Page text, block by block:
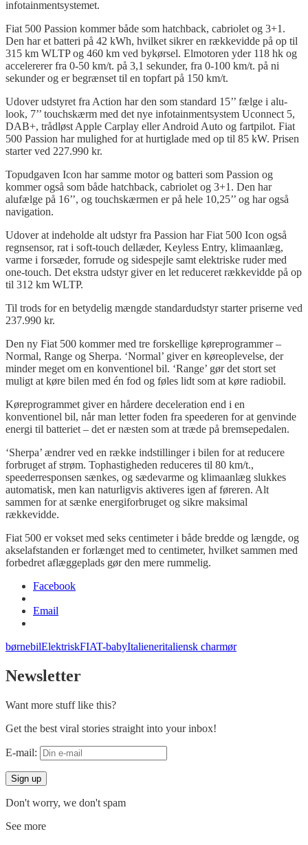
infotainmentsystemet.
Fiat 500 Passion kommer både som hatchback, cabriolet og 3+1.
Den har et batteri på 42 kWh, hvilket sikreren rækkevidde på op til
315 km WLTPog 460 km ved bykørsel. Elmotoren yder118 hk og
accelererer fra 0-50 km/t. på 3,1 sekunder, fra 0-100 km/t. på ni
sekunder og erbegrænset til en topfart på 150 km/t.
Udover udstyret fra Action har den som standard 15’’ fælge i alu-
look, 7’’ touchskærm med det nye infotainmentsystem Uconnect 5,
DAB+, trådløst Apple Carplay ellerAndroid Auto og fartpilot. Fiat
500 Passion harmulighed forat hurtiglade med op til 85 kW. Prisen
starterved 227.990 kr.
Topudgaven Icon harsamme motorog batteri som Passion og
kommer også som både hatchback, cabriolet og 3+1. Den har
alufælge på 16’’, og touchskærmen erpå hele 10,25’’ og harogså
navigation.
Udover at indeholde alt udstyr fra Passion har Fiat 500 Icon også
regnsensor, rat i soft-touch dellæder, Keyless Entry, klimaanlæg,
varme i forsæder, forrude og sidespejle samt elektriske rudermed
one-touch. Det ekstra udstyr giveren let reduceret rækkevidde på op
til 312 km WLTP.
Til trods for en betydelig mængde standardudstyrstarterpriserne ved
237.990 kr.
Den ny Fiat 500 kommer med tre forskellige køreprogrammer–
Normal, Range og Sherpa. ‘Normal’ giveren køreoplevelse, der
minder meget om en konventionel bil. ‘Range’ gør det stort set
muligt at køre bilen med én fod og føles lidt som at køre radiobil.
Køreprogrammet giveren hårdere deceleration end i en
konventionel bil, når man letter foden fra speederen forat genvinde
energi til batteriet – det ernæsten som at træde på bremsepedalen.
‘Sherpa’ ændrer ved en række indstillingeri bilen forat reducere
forbruget af strøm. Tophastigheden reduceres til 80 km/t.,
speederresponsen sænkes, og sædevarme og klimaanlæg slukkes
automatisk, men kan naturligvis aktiveres igen af føreren. Alt
sammen forat sænke energiforbruget og sikre maksimal
rækkevidde.
Fiat 500 ervokset med seks centimeteri både bredde og længde, og
akselafstanden erforlænget med to centimeter, hvilket sammen med
forbedret aflæggeplads gørden mere rummelig.
Facebook
Email
børnebilElektriskFIAT-babyItalieneritaliensk charmør
Newsletter
Want more stuff like this?
Get the best viral stories straight into your inbox!
E-mail:
Don't worry, we don't spam
See more